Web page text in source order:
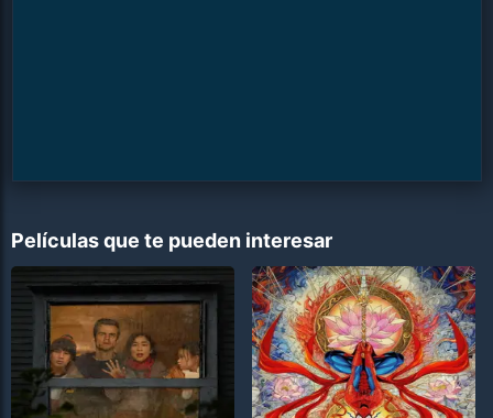
Películas que te pueden interesar